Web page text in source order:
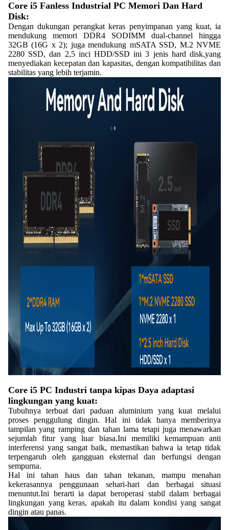
Core i5 Fanless Industrial PC Memori Dan Hard
Disk:
Dengan dukungan perangkat keras penyimpanan yang kuat, ia
mendukung memori DDR4 SODIMM dual-channel hingga
32GB (16G x 2); juga mendukung mSATA SSD, M.2 NVME
2280 SSD, dan 2,5 inci HDD/SSD ini 3 jenis hard disk,yang
menyediakan kecepatan dan kapasitas, dengan kompatibilitas dan
stabilitas yang lebih terjamin.
Core i5 PC Industri tanpa kipas Daya adaptasi
lingkungan yang kuat:
Tubuhnya terbuat dari paduan aluminium yang kuat melalui
proses penggulung dingin. Hal ini tidak hanya memberinya
tampilan yang ramping dan tahan lama tetapi juga menawarkan
sejumlah fitur yang luar biasa.Ini memiliki kemampuan anti
interferensi yang sangat baik, memastikan bahwa ia tetap tidak
terpengaruh oleh gangguan eksternal dan berfungsi dengan
sempurna.
Hal ini tahan haus dan tahan tekanan, mampu menahan
kekerasannya penggunaan sehari-hari dan berbagai situasi
menuntut.Ini berarti ia dapat beroperasi stabil dalam berbagai
lingkungan yang keras, apakah itu dalam kondisi yang sangat
dingin atau panas.